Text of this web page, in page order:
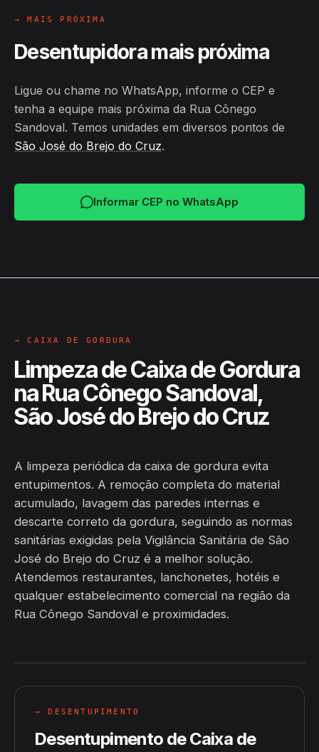
→ MAIS PRÓXIMA
Desentupidora mais próxima
Ligue ou chame no WhatsApp, informe o CEP e
tenha a equipe mais próxima da Rua Cônego
Sandoval. Temos unidades em diversos pontos de
São José do Brejo do Cruz.
Informar CEP no WhatsApp
→ CAIXA DE GORDURA
Limpeza de Caixa de Gordura
na Rua Cônego Sandoval,
São José do Brejo do Cruz
A limpeza periódica da caixa de gordura evita
entupimentos. A remoção completa do material
acumulado, lavagem das paredes internas e
descarte correto da gordura, seguindo as normas
sanitárias exigidas pela Vigilância Sanitária de São
José do Brejo do Cruz é a melhor solução.
Atendemos restaurantes, lanchonetes, hotéis e
qualquer estabelecimento comercial na região da
Rua Cônego Sandoval e proximidades.
→ DESENTUPIMENTO
Desentupimento de Caixa de